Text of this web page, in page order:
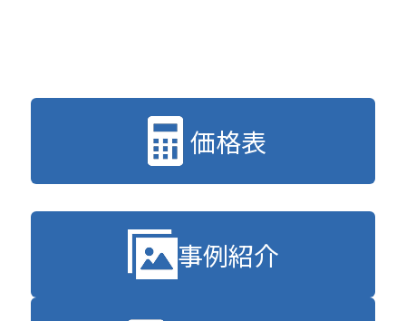
価格表
事例紹介